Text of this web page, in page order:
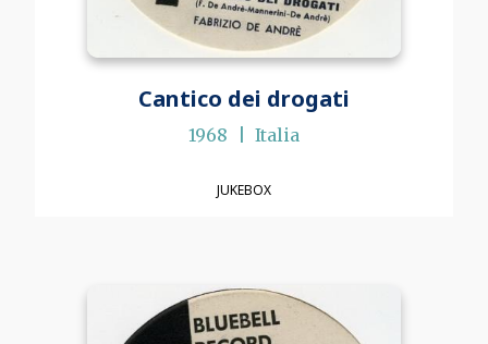
Cantico dei drogati
1968 Italia
JUKEBOX